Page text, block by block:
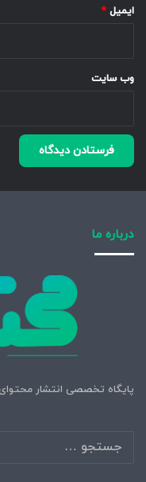
ایمیل *
وب‌ سایت
درباره ما
پایگاه تخصصی انتشار